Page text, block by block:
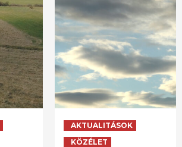
AKTUALITÁSOK
KÖZÉLET